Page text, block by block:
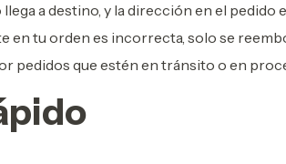
a destino, y la dirección en el
en tu orden es incorrecta, solo se
pedidos que estén en tránsito o en